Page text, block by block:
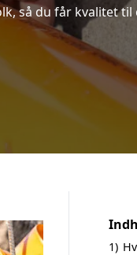
så du får kvalitet til
1)